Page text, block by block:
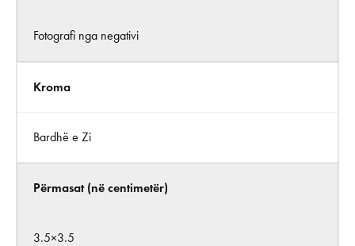
Fotografi nga negativi
Kroma
Bardhë e Zi
Përmasat (në centimetër)
3.5×3.5